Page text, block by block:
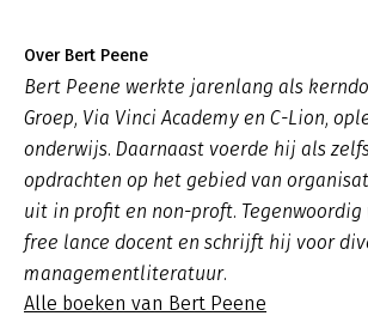
Over Bert Peene
Bert Peene werkte jarenlang als
Groep, Via Vinci Academy en C-Lion,
onderwijs. Daarnaast voerde hij als
opdrachten op het gebied van
uit in profit en non-proft.
free lance docent en schrijft hij voor
managementliteratuur.
Alle boeken van Bert Peene